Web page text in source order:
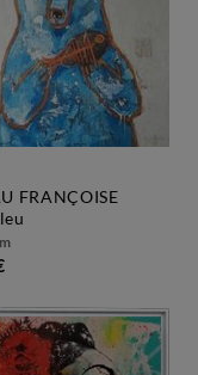
FRANÇOISE